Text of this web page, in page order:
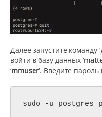
Далее запустите команду ‘
войти в базу данных ‘
‘mmuser‘. Введите
sudo -u postgres